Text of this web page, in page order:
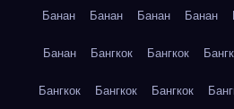
Банан Банан Банан Банан
Банан Бангкок Бангкок
Бангкок Бангкок Бангкок